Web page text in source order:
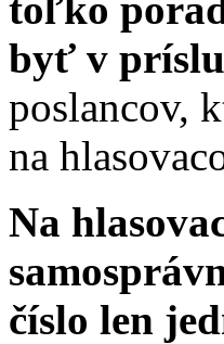
byť v
poslancov,
na
Na
číslo len